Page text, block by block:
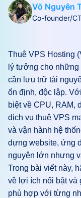
Võ Nguyên
Co-founder/
Thuê VPS Hosting
lý tưởng cho
cần lưu trữ tài
ổn định, độc lập.
biệt về CPU, RAM,
dịch vụ thuê VPS
và vận hành hệ
dựng website, ứng
nguyên lớn nhưng
Trong bài viết này,
về lợi ích nổi bật và
phù hợp với từng